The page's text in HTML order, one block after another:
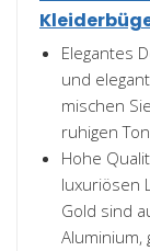
Elegantes
und
mischen
ruhigen
Hohe
luxuriösen
Gold sind
Aluminium,